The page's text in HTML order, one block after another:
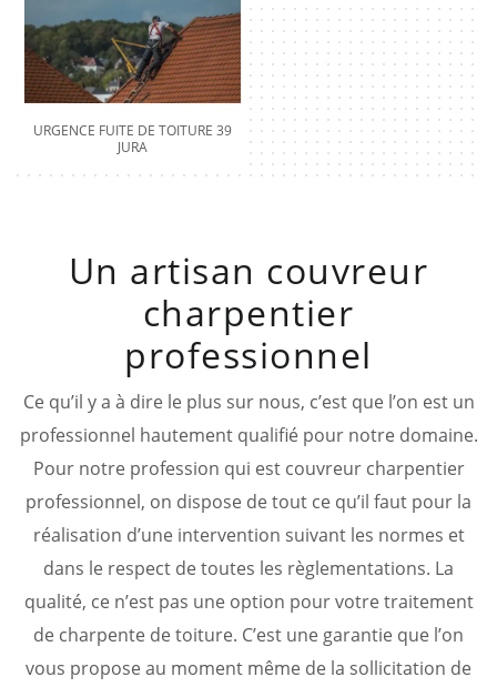
URGENCE FUITE DE TOITURE 39
JURA
Un artisan couvreur
charpentier
professionnel
Ce qu’il y a à dire le plus sur nous, c’est que l’on est un
professionnel hautement qualifié pour notre domaine.
Pour notre profession qui est couvreur charpentier
professionnel, on dispose de tout ce qu’il faut pour la
réalisation d’une intervention suivant les normes et
dans le respect de toutes les règlementations. La
qualité, ce n’est pas une option pour votre traitement
de charpente de toiture. C’est une garantie que l’on
vous propose au moment même de la sollicitation de